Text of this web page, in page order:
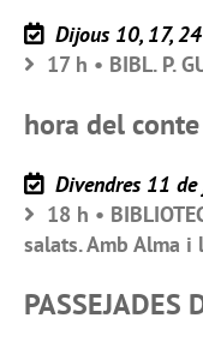
Dijous 10, 17,
17 h • BIBL. P.
hora del conte
Divendres 11
18 h •
salats. Amb Alma i
PASSEJADES